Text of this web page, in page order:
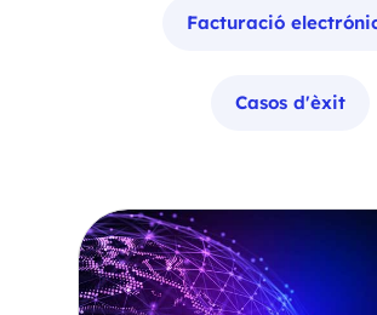
Facturació
Casos d'èxit